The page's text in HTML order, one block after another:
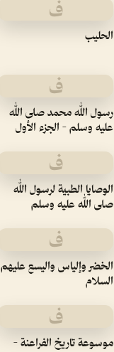
ف
الحليب
ف
رسول الله محمد صلى الله
عليه وسلم - الجزء الأول
ف
الوصايا الطبية لرسول الله
صلى الله عليه وسلم
ف
الخضر وإلياس واليسع عليهم
السلام
ف
موسوعة تاريخ الفراعنة -